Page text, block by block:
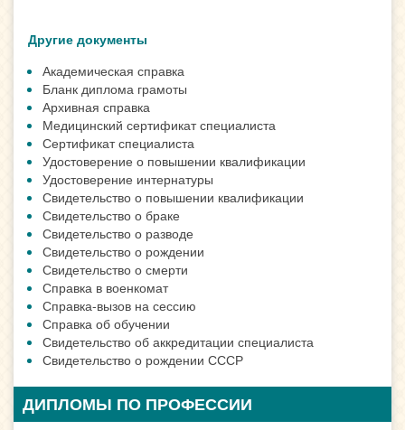
Другие документы
Академическая справка
Бланк диплома грамоты
Архивная справка
Медицинский сертификат специалиста
Сертификат специалиста
Удостоверение о повышении квалификации
Удостоверение интернатуры
Свидетельство о повышении квалификации
Свидетельство о браке
Свидетельство о разводе
Свидетельство о рождении
Свидетельство о смерти
Справка в военкомат
Справка-вызов на сессию
Справка об обучении
Свидетельство об аккредитации специалиста
Свидетельство о рождении СССР
ДИПЛОМЫ ПО ПРОФЕССИИ